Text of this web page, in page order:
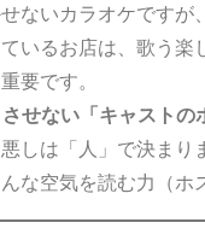
ないカラオケです
いるお店は、歌う楽
要です。
せない「キャストの
しは「人」で決ま
な空気を読む力（ホ